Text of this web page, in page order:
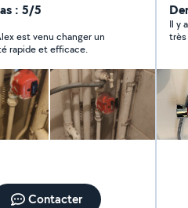
de photos ou vidéos ce
Mes tarifs
et la main-d'œuvre
été convenu. Émission
Paiement par
le travail terminé. Si je
parce que vous êtes
mon abonnement.
directement sur mon
: 5/5
est venu changer un
rapide et efficace.
Contacter
sanitaires
Il y